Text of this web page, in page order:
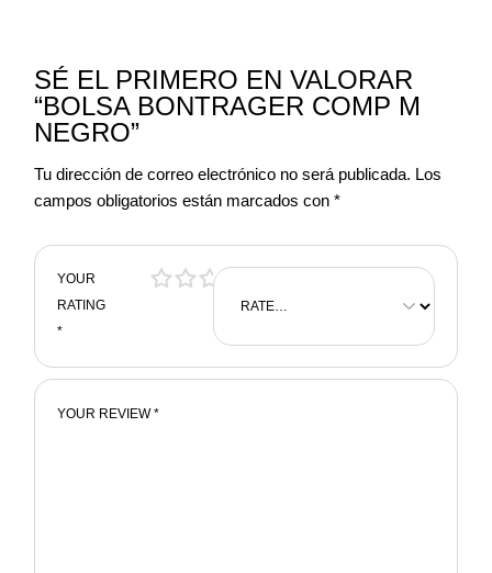
SÉ EL PRIMERO EN VALORAR
“BOLSA BONTRAGER COMP M
NEGRO”
Tu dirección de correo electrónico no será publicada. Los
campos obligatorios están marcados con*
YOUR
RATING
*